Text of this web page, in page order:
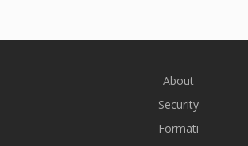
About
Security
Formati